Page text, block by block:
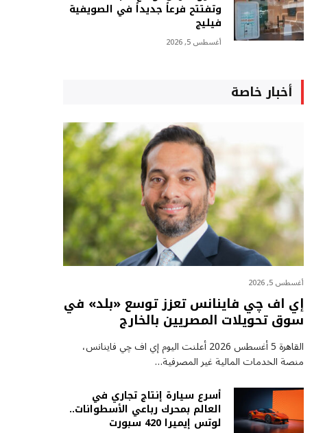
وتفتتح فرعاً جديداً في الصويفية
فيليج
أغسطس 5, 2026
أخبار خاصة
أغسطس 5, 2026
إي اف چي فاينانس تعزز توسع «بلد» في
سوق تحويلات المصريين بالخارج
القاهرة 5 أغسطس 2026 أعلنت اليوم إي اف چي فاينانس،
منصة الخدمات المالية غير المصرفية…
أسرع سيارة إنتاج تجاري في
العالم بمحرك رباعي الأسطوانات..
لوتس إيميرا 420 سبورت